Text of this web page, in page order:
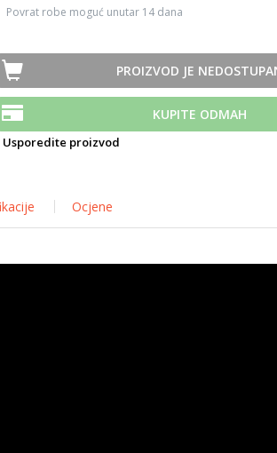
Povrat robe moguć unutar 14 dana
PROIZVOD JE
KUPITE ODMAH
Usporedite proizvod
Ocjene